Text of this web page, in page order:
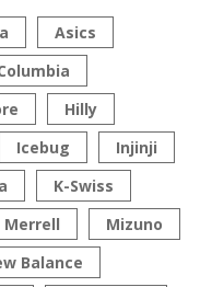
Asics
Hilly
Icebug
Injinji
K-Swiss
Merrell
Mizuno
Balance